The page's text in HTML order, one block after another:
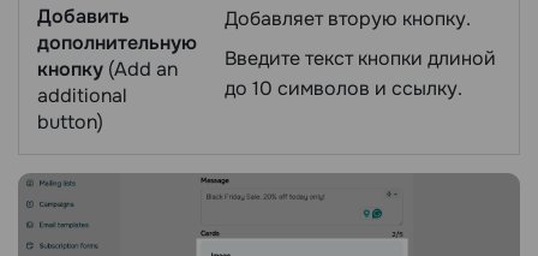
Добавить
дополнительную
кнопку (Add an
additional
button)
Добавляет вторую кнопку.
Введите текст кнопки длиной
до 10 символов и ссылку.